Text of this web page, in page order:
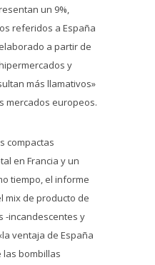
un 9%,
referidos a España
a partir de
y
más llamativos»
mercados europeos.
compactas
en Francia y un
tiempo, el informe
mix de producto de
-incandescentes y
ventaja de España
las bombillas